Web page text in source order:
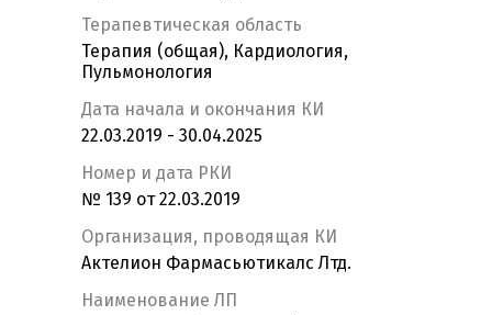
Терапевтическая область
Терапия (общая), Кардиология,
Пульмонология
Дата начала и окончания КИ
22.03.2019 - 30.04.2025
Номер и дата РКИ
№ 139 от 22.03.2019
Организация, проводящая КИ
Актелион Фармасьютикалс Лтд.
Наименование ЛП